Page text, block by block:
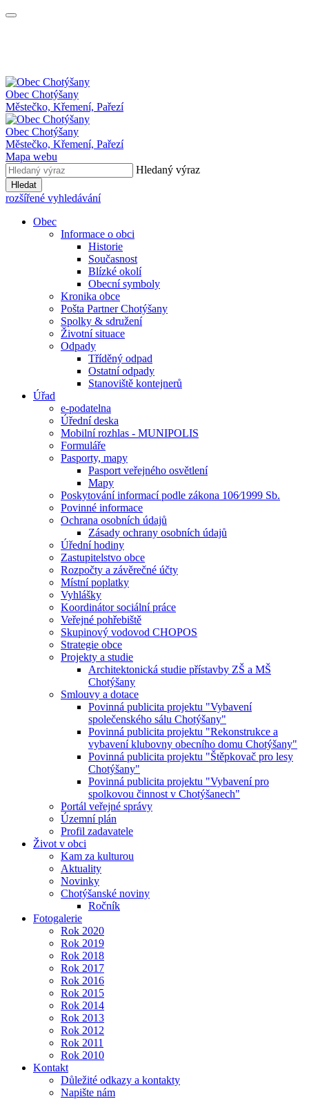
Obec Chotýšany
Městečko, Křemení, Pařezí
Obec Chotýšany
Městečko, Křemení, Pařezí
Mapa webu
Hledaný výraz
Hledat
rozšířené vyhledávání
Obec
Informace o obci
Historie
Současnost
Blízké okolí
Obecní symboly
Kronika obce
Pošta Partner Chotýšany
Spolky & sdružení
Životní situace
Odpady
Tříděný odpad
Ostatní odpady
Stanoviště kontejnerů
Úřad
e-podatelna
Úřední deska
Mobilní rozhlas - MUNIPOLIS
Formuláře
Pasporty, mapy
Pasport veřejného osvětlení
Mapy
Poskytování informací podle zákona 106⁄1999 Sb.
Povinné informace
Ochrana osobních údajů
Zásady ochrany osobních údajů
Úřední hodiny
Zastupitelstvo obce
Rozpočty a závěrečné účty
Místní poplatky
Vyhlášky
Koordinátor sociální práce
Veřejné pohřebiště
Skupinový vodovod CHOPOS
Strategie obce
Projekty a studie
Architektonická studie přístavby ZŠ a MŠ
Chotýšany
Smlouvy a dotace
Povinná publicita projektu "Vybavení
společenského sálu Chotýšany"
Povinná publicita projektu "Rekonstrukce a
vybavení klubovny obecního domu Chotýšany"
Povinná publicita projektu "Štěpkovač pro lesy
Chotýšany"
Povinná publicita projektu "Vybavení pro
spolkovou činnost v Chotýšanech"
Portál veřejné správy
Územní plán
Profil zadavatele
Život v obci
Kam za kulturou
Aktuality
Novinky
Chotýšanské noviny
Ročník
Fotogalerie
Rok 2020
Rok 2019
Rok 2018
Rok 2017
Rok 2016
Rok 2015
Rok 2014
Rok 2013
Rok 2012
Rok 2011
Rok 2010
Kontakt
Důležité odkazy a kontakty
Napište nám